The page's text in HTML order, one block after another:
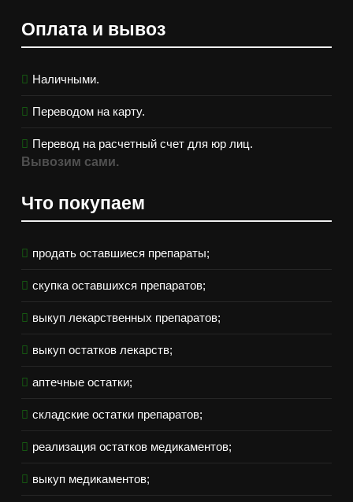
Оплата и вывоз
Наличными.
Переводом на карту.
Перевод на расчетный счет для юр лиц.
Вывозим сами.
Что покупаем
продать оставшиеся препараты;
скупка оставшихся препаратов;
выкуп лекарственных препаратов;
выкуп остатков лекарств;
аптечные остатки;
складские остатки препаратов;
реализация остатков медикаментов;
выкуп медикаментов;